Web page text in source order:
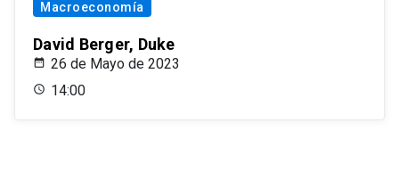
Macroeconomía
David Berger, Duke
26 de Mayo de 2023
14:00